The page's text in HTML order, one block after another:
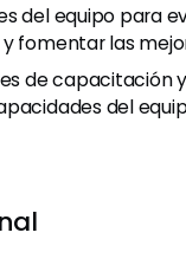
del equipo para
fomentar las
de capacitación
del